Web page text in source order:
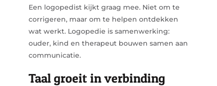
Een logopedist kijkt graag mee. Niet om te
corrigeren, maar om te helpen ontdekken
wat werkt. Logopedie is samenwerking:
ouder, kind en therapeut bouwen samen aan
communicatie.
Taal groeit in verbinding